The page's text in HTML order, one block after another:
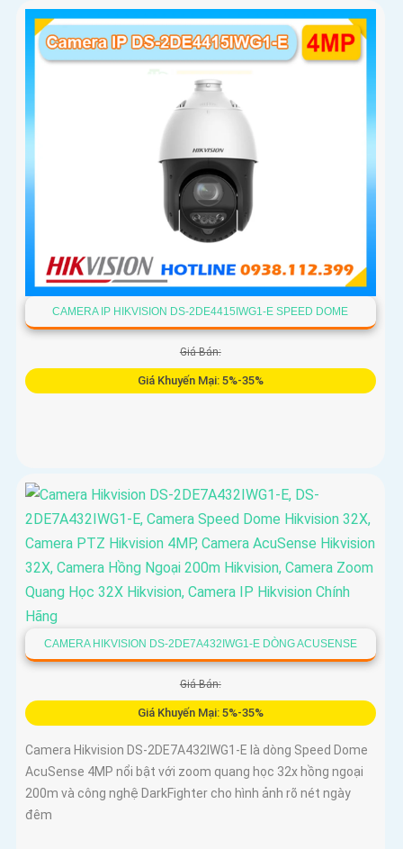
khoảng cách xa, AI AcuSense nhận diện người và phương
tiện hỗ trợ chụp đồng thời tối đa 5 khuôn mặt
CAMERA IP HIKVISION DS-2DE4415IWG1-E SPEED DOME
Giá Bán:
Giá Khuyến Mại: 5%-35%
CAMERA HIKVISION DS-2DE7A432IWG1-E DÒNG ACUSENSE
Giá Bán:
Giá Khuyến Mại: 5%-35%
Camera Hikvision DS-2DE7A432IWG1-E là dòng Speed Dome
AcuSense 4MP nổi bật với zoom quang học 32x hồng ngoại
200m và công nghệ DarkFighter cho hình ảnh rõ nét ngày
đêm